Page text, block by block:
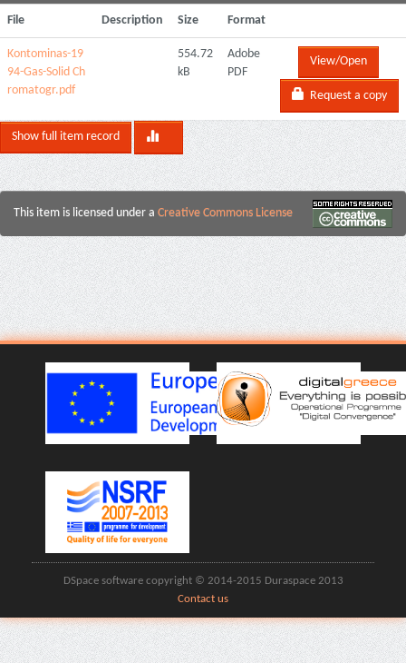
File Description Size Format
Kontominas-19
94-Gas-Solid Ch
romatogr.pdf
554.72
kB
Adobe
PDF
View/Open
Request a copy
Show full item record
This item is licensed under a Creative Commons License
DSpace software copyright © 2014-2015 Duraspace 2013
Contact us